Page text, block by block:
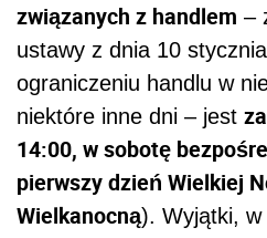
związanych z handlem –
ustawy z dnia 10
ograniczeniu handlu w
niektóre inne dni – jest
14:00, w sobotę
pierwszy dzień Wielkiej
Wielkanocną). Wyjątki,